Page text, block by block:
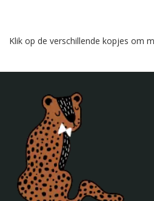
Klik op de verschillende kopjes om